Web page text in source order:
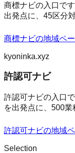
商標ナビの入口で
出発点に、45区分
商標ナビの地域ペ
kyoninka.xyz
許認可ナビ
許認可ナビの入口
を出発点に、500
許認可ナビの地域
Selection